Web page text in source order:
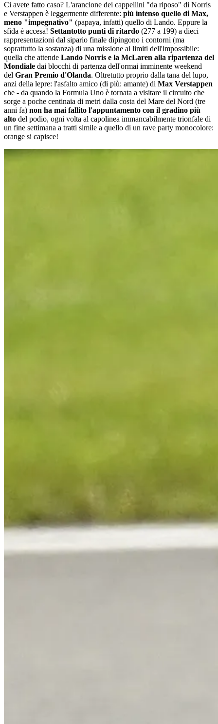
Ci avete fatto caso? L'arancione dei cappellini "da riposo" di Norris
e Verstappen è leggermente differente: più intenso quello di Max,
meno "impegnativo" (papaya, infatti) quello di Lando. Eppure la
sfida è accesa! Settantotto punti di ritardo (277 a 199) a dieci
rappresentazioni dal sipario finale dipingono i contorni (ma
soprattutto la sostanza) di una missione ai limiti dell'impossibile:
quella che attende Lando Norris e la McLaren alla ripartenza del
Mondiale dai blocchi di partenza dell'ormai imminente weekend
del Gran Premio d'Olanda. Oltretutto proprio dalla tana del lupo,
anzi della lepre: l'asfalto amico (di più: amante) di Max Verstappen
che - da quando la Formula Uno è tornata a visitare il circuito che
sorge a poche centinaia di metri dalla costa del Mare del Nord (tre
anni fa) non ha mai fallito l'appuntamento con il gradino più
alto del podio, ogni volta al capolinea immancabilmente trionfale di
un fine settimana a tratti simile a quello di un rave party monocolore:
orange si capisce!